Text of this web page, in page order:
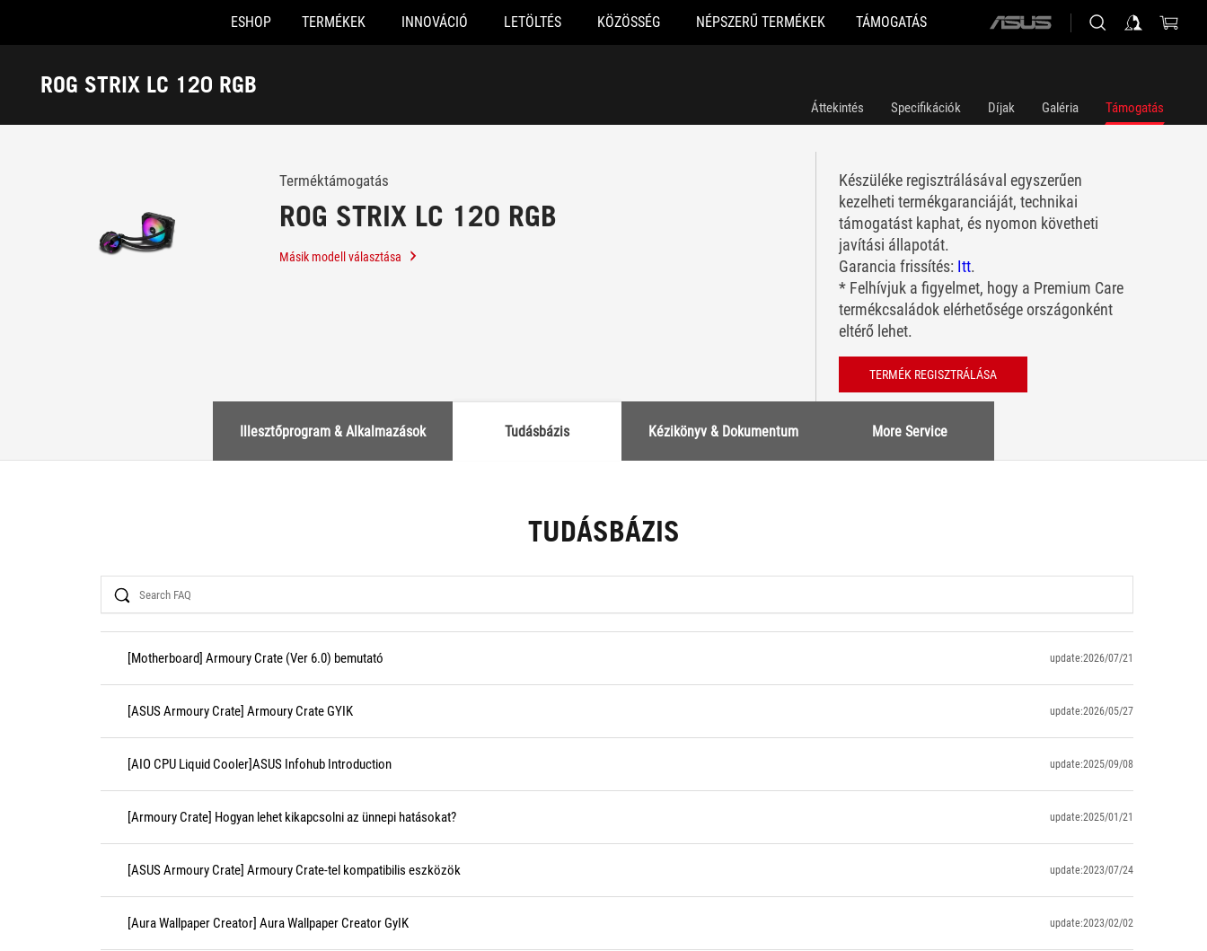
Accessibility links
ESHOP TERMÉKEK INNOVÁCIÓ LETÖLTÉS KÖZÖSSÉG NÉPSZERŰ TERMÉKEK TÁMOGATÁS
ASUS
ROG STRIX LC 120 RGB
Támogatás
Áttekintés Specifikációk Díjak Galéria Támogatás
Terméktámogatás
ROG STRIX LC 120 RGB
Másik modell választása
Készüléke regisztrálásával egyszerűen
kezelheti termékgaranciáját, technikai
támogatást kaphat, és nyomon követheti
javítási állapotát.
Garancia frissítés: Itt.
* Felhívjuk a figyelmet, hogy a Premium Care
termékcsaládok elérhetősége országonként
eltérő lehet.
TERMÉK REGISZTRÁLÁSA
Illesztőprogram & Alkalmazások Tudásbázis Kézikönyv & Dokumentum More Service
TUDÁSBÁZIS
Search
[Motherboard] Armoury Crate (Ver 6.0) bemutató update:2026/07/21
[ASUS Armoury Crate] Armoury Crate GYIK update:2026/05/27
[AIO CPU Liquid Cooler]ASUS Infohub Introduction update:2025/09/08
[Armoury Crate] Hogyan lehet kikapcsolni az ünnepi hatásokat? update:2025/01/21
[ASUS Armoury Crate] Armoury Crate-tel kompatibilis eszközök update:2023/07/24
[Aura Wallpaper Creator] Aura Wallpaper Creator GyIK update:2023/02/02